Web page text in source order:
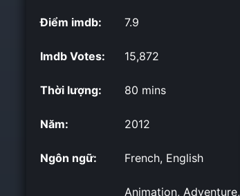
Điểm imdb: 7.9
Imdb Votes: 15,872
Thời lượng: 80 mins
Năm: 2012
Ngôn ngữ: French, English
Animation, Adventure,